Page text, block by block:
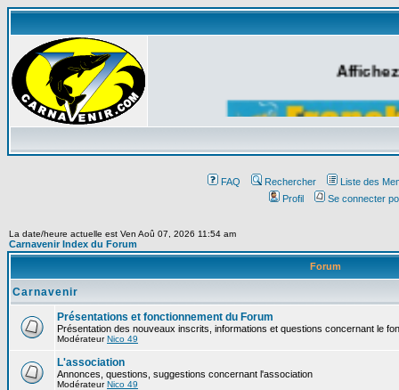
FAQ Rechercher
Liste des
Profil
Se connecter
La date/heure actuelle est Ven Aoû 07, 2026 11:54 am
Carnavenir Index du Forum
Forum
Carnavenir
Présentations et fonctionnement du Forum
Présentation des nouveaux inscrits, informations et questions concernant le
ModérateurNico 49
L'association
Annonces, questions, suggestions concernant l'association
ModérateurNico 49